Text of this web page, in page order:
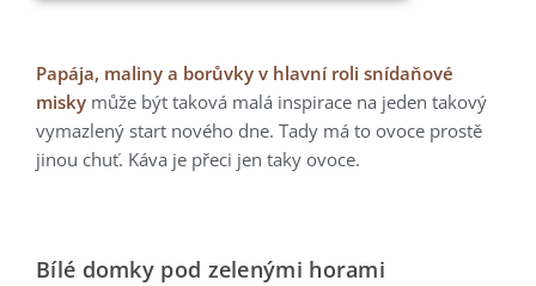
Papája, maliny a borůvky v hlavní roli snídaňové
misky může být taková malá inspirace na jeden takový
vymazlený start nového dne. Tady má to ovoce prostě
jinou chuť. Káva je přeci jen taky ovoce.
Bílé domky pod zelenými horami